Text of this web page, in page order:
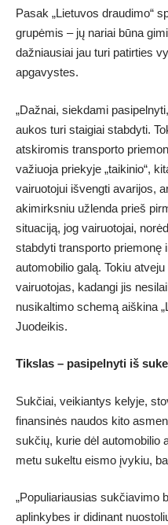
Pasak „Lietuvos draudimo“
grupėmis – jų nariai būna
dažniausiai jau turi patirties
apgavystes.
„Dažnai, siekdami
aukos turi staigiai stabdyti.
atskiromis transporto
važiuoja priekyje „taikinio“,
vairuotojui išvengti avarijos,
akimirksniu užlenda prieš
situaciją, jog vairuotojai,
stabdyti transporto priemonę
automobilio galą. Tokiu
vairuotojas, kadangi jis
nusikaltimo schemą aiškina
Juodeikis.
Tikslas – pasipelnyti iš
Sukčiai, veikiantys kelyje,
finansinės naudos kito
sukčių, kurie dėl automobilio
metu sukeltu eismo įvykiu,
„Populiariausias sukčiavimo
aplinkybes ir didinant